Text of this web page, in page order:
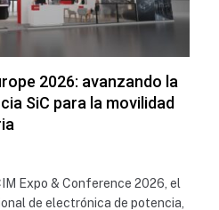
2026: avanzando la
SiC para la movilidad
Expo & Conference 2026, el
de electrónica de potencia,